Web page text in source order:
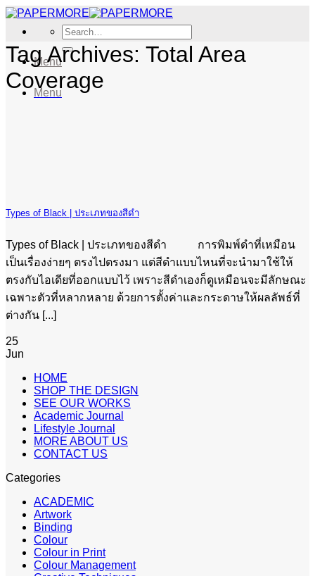
Skip
content
Search
for:
Menu
Menu
Tag Archives: Total Area
Coverage
Types of Black | ประเภทของสีดำ
Types of Black | ประเภทของสีดำ การพิมพ์ดำที่เหมือน
เป็นเรื่องง่ายๆ ตรงไปตรงมา แต่สีดำแบบไหนที่จะนำมาใช้ให้
ตรงกับไอเดียที่ออกแบบไว้ เพราะสีดำเองก็ดูเหมือนจะมีลักษณะ
เฉพาะตัวที่หลากหลาย ด้วยการตั้งค่าและกระดาษให้ผลลัพธ์ที่
ต่างกัน [...]
25
Jun
HOME
SHOP THE DESIGN
SEE OUR WORKS
Academic Journal
Lifestyle Journal
MORE ABOUT US
CONTACT US
Categories
ACADEMIC
Artwork
Binding
Colour
Colour in Print
Colour Management